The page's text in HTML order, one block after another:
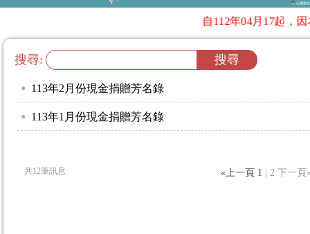
自112年04月17起，
搜尋:
● 113年2月份現金捐贈芳名錄
● 113年1月份現金捐贈芳名錄
共12筆訊息 «上一頁 1 | 2 下一頁